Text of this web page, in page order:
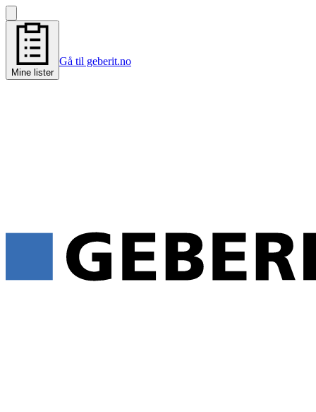
Mine lister
Gå til geberit.no